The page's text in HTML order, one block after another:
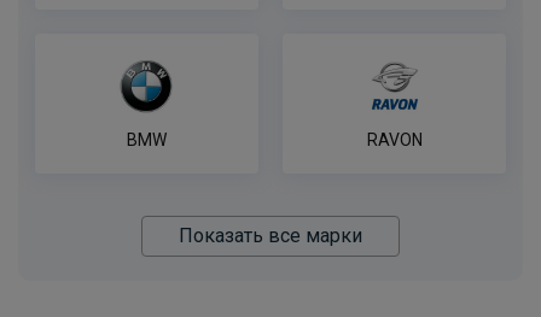
BMW RAVON
Показать все марки